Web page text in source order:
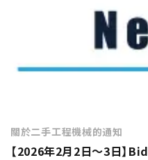
關於二手工程機械的通知
【2026年2月2日～3日】